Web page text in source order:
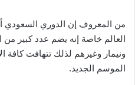
من المعروف إن الدوري السعودي
العالم خاصة إنه يضم عدد كبير من
ونيمار وغيرهم لذلك تتهافت كافة
الموسم الجديد.